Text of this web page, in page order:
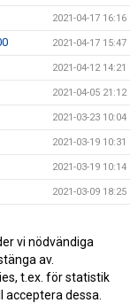
2021-04-17 16:16
2021-04-17 15:47
2021-04-12 14:21
2021-04-05 21:12
2021-03-23 10:04
2021-03-19 10:31
2021-03-19 10:14
2021-03-09 18:25
2021-03-02 12:58
2021-03-02 07:00
vi nödvändiga
av.
t.ex. för statistik
acceptera dessa.